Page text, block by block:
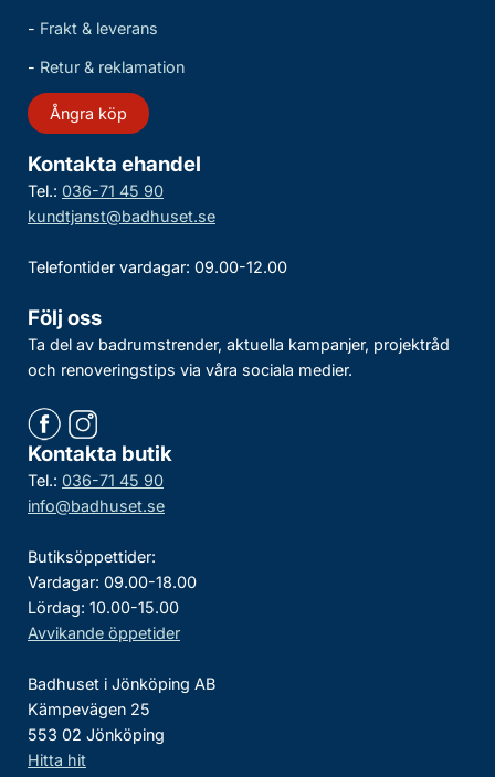
- Frakt & leverans
- Retur & reklamation
Ångra köp
Kontakta ehandel
Tel.: 036-71 45 90
kundtjanst@badhuset.se
Telefontider vardagar: 09.00-12.00
Följ oss
Ta del av badrumstrender, aktuella kampanjer, projektråd
och renoveringstips via våra sociala medier.
Kontakta butik
Tel.: 036-71 45 90
info@badhuset.se
Butiksöppettider:
Vardagar: 09.00-18.00
Lördag: 10.00-15.00
Avvikande öppetider
Badhuset i Jönköping AB
Kämpevägen 25
553 02 Jönköping
Hitta hit